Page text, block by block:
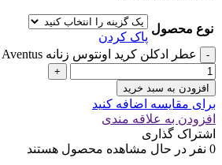
نوع محصول
پاک کردن
عطر ادکلن کرید اونتوس زنانه creed Aventus عدد
افزودن به سبد خرید
برای مقایسه اضافه کنید
افزودن به علاقه مندی
اشتراک گذاری
0 نفر در حال مشاهده محصول هستند